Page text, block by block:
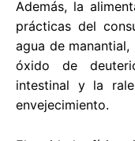
Además, la
prácticas del
agua de
óxido de
intestinal y la
envejecimiento.